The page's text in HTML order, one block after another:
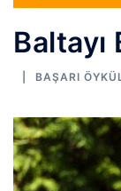
Baltayı
BAŞARI